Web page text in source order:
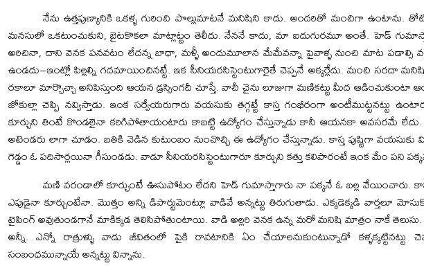
నేను ఉత్తపుణ్యానికి ఒకళ్ళ గురించి పొల్లుమాటనే మనిషిని కాదు. అందరితో మంచిగా ఉంటాను.
మనసులో ఒకటుంచుకుని, బైటకొకలా మాట్లాట్టం తెలీదు. నేననే కాదు, మా ఐదుగురమూ అంతే. హెడ్‌
అరిచినా, దాని వెనక పనవటం లేదన్న బాధా, మళ్ళీ అందుమూలాన మేమేవన్నా పైవాళ్ళ నుంచి మాట పడాల్సి
ఉండదు–ఇంట్లో పిల్లల్ని గదమాయించినట్టే. ఇక సీనియరసిస్టెంటుగారైతే చెప్పనే అక్కర్లేదు. మంచి సరదా
రకాలూ మార్చొచ్చా అనిపిస్తుంది ఆయన డ్రస్సింగదీ చూస్తే. వాచీ చైను లూజుగా మణికట్టు మీద
జోకుల్లా చెప్పి నవ్విస్తాడు. ఇంక సర్వేయరుగారు వయసుకు తగ్గట్టే కాస్త గంభీరంగా అంటీముట్టనట్టు
కూర్చుని తింటే కొండలైనా కరిగిపోతాయంటారు కాబట్టి ఉద్యోగం చేస్తున్నాడు కానీ ఆయనకా అవసరమే
అటెండరు లాగా చూడం. బతికి చెడిన కుటుంబం నుంచొచ్చి ఈ ఉద్యోగం చేస్తున్నాడు. కాస్త పుష్టిగా
గెడ్డం ఓ పదిసార్లయినా గీసుండడు. వాడూ సీనియరసిస్టెంటుగారూ కూర్చుని కత్తు కలిపారంటే ఇంక మేం పని
మణి వరండాలో కూర్చుంటే ఊసుపోటం లేదని హెడ్‌ గుమాస్తాగారు నా పక్కనే ఓ బల్ల వేయించారు.
ఎపుడైనా కూర్చుంటేనా. మొత్తం అన్ని డిపార్టుమెంట్లూ వాడివే అన్నట్టు తిరుగుతాడు. ఎక్కడెక్కడి వార్తలూ
టైపింగ్‌ అవుతుండగానే మాకిక్కడ తెలిసిపోతుంటాయి. వాడి అల్లరి వెనక ఉన్న మరో మనిషి మాత్రం నాకే తెలుసు.
అన్నీ. ఎన్నో రాత్రుళ్ళు వాడు జీవితంలో పైకి రావటానికి ఏం చేయాలనుకుంటున్నాడో కళ్ళక్కట్టినట్టు
సంబంధమున్నాయే అన్నట్టు విన్నాను.